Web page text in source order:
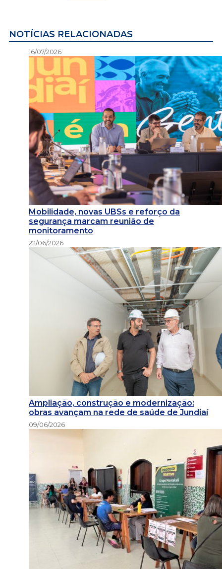
NOTÍCIAS RELACIONADAS
16/07/2026
Mobilidade, novas UBSs e reforço da
segurança marcam reunião de
monitoramento
22/06/2026
Ampliação, construção e modernização:
obras avançam na rede de saúde de Jundiaí
09/06/2026